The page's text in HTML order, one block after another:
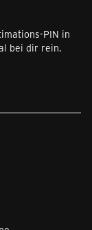
PIN in
bei dir rein.